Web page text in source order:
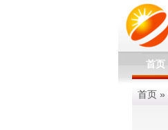
首页
首页 »